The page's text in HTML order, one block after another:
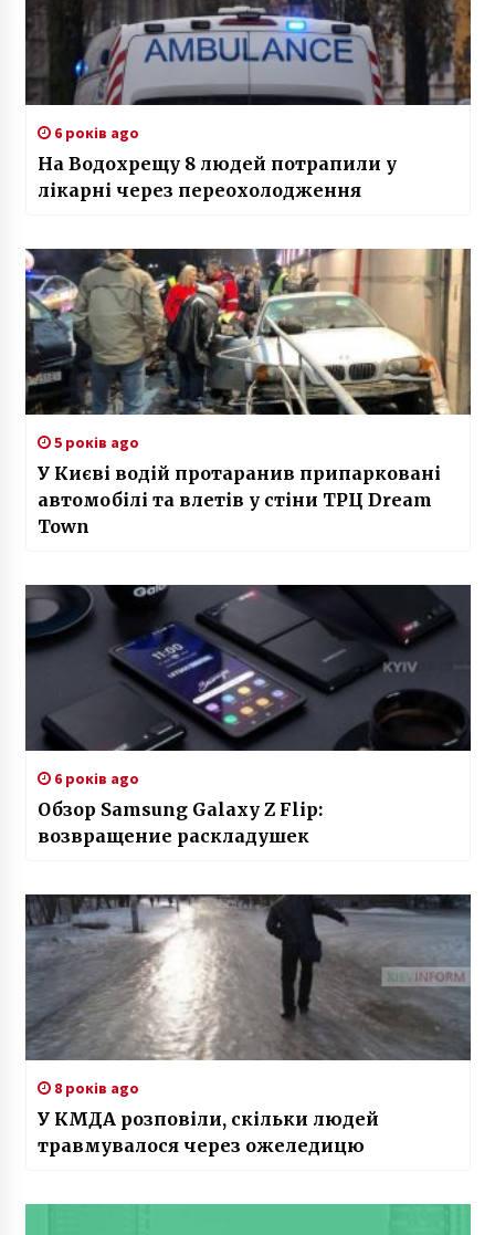
6 років ago
На Водохрещу 8 людей потрапили у
лікарні через переохолодження
5 років ago
У Києві водій протаранив припарковані
автомобілі та влетів у стіни ТРЦ Dream
Town
6 років ago
Обзор Samsung Galaxy Z Flip:
возвращение раскладушек
8 років ago
У КМДА розповіли, скільки людей
травмувалося через ожеледицю